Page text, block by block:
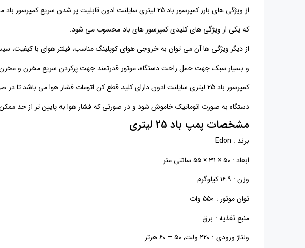
از ویژگی های بارز کمپرسور باد 25 لیتری سایلنت ادون قابلیت پر شدن سریع کمپرسور باد می باشد.
که یکی از ویژگی های کلیدی کمپرسور های باد محسوب می شود.
از دیگر ویژگی ها آن می توان به خروجی هوای کوپلینگ مناسب، فیلتر هوای با کیفیت،
و بسیار سبک جهت حمل راحت دستگاه، موتور قدرتمند جهت پرکردن سریع مخزن و
کمپرسور باد 25 لیتری سایلنت ادون دارای کلید قطع کن اتومات فشار هوا می باشد تا در صورتی که فشار هوا به مقدار لازم رسید
دستگاه به صورت اتوماتیک خاموش شود و در صورتی که فشار هوا به پایین تر از حد
مشخصات پمپ باد 25 لیتری
برند : Edon
ابعاد : ۵۰ × ۳۱ × ۵۵ سانتی متر
وزن : ۱۶.۹ کیلوگرم
توان موتور : ۵۵۰ وات
منبع تغذیه : برق
ولتاژ ورودی : ۲۲۰ ولت, ۵۰ – ۶۰ هرتز